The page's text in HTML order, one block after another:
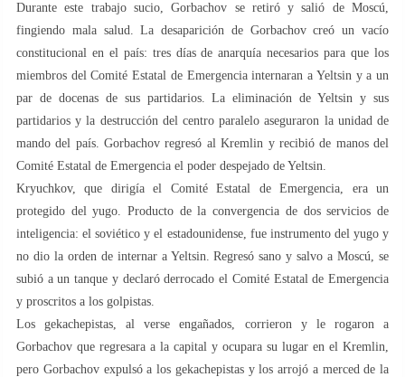
Durante este trabajo sucio, Gorbachov se retiró y salió de Moscú,
fingiendo mala salud. La desaparición de Gorbachov creó un vacío
constitucional en el país: tres días de anarquía necesarios para que los
miembros del Comité Estatal de Emergencia internaran a Yeltsin y a un
par de docenas de sus partidarios. La eliminación de Yeltsin y sus
partidarios y la destrucción del centro paralelo aseguraron la unidad de
mando del país. Gorbachov regresó al Kremlin y recibió de manos del
Comité Estatal de Emergencia el poder despejado de Yeltsin.
Kryuchkov, que dirigía el Comité Estatal de Emergencia, era un
protegido del yugo. Producto de la convergencia de dos servicios de
inteligencia: el soviético y el estadounidense, fue instrumento del yugo y
no dio la orden de internar a Yeltsin. Regresó sano y salvo a Moscú, se
subió a un tanque y declaró derrocado el Comité Estatal de Emergencia
y proscritos a los golpistas.
Los gekachepistas, al verse engañados, corrieron y le rogaron a
Gorbachov que regresara a la capital y ocupara su lugar en el Kremlin,
pero Gorbachov expulsó a los gekachepistas y los arrojó a merced de la